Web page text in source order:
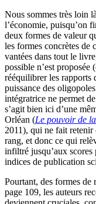
Nous sommes très loin
l’économie, puisqu’on
deux formes de valeur
les formes concrètes de
vantées dans tout le
possible n’est proposée
rééquilibrer les rapports
puissance des
intégratrice ne permet
s’agit bien ici d’une
Orléan (Le pouvoir de
2011), qui ne fait
rang, et donc ce qui
infiltré jusqu’aux scores
indices de publication
Pourtant, des formes de
page 109, les auteurs